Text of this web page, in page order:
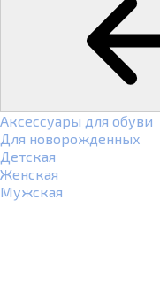
Аксессуары для обуви
Для новорожденных
Детская
Женская
Мужская